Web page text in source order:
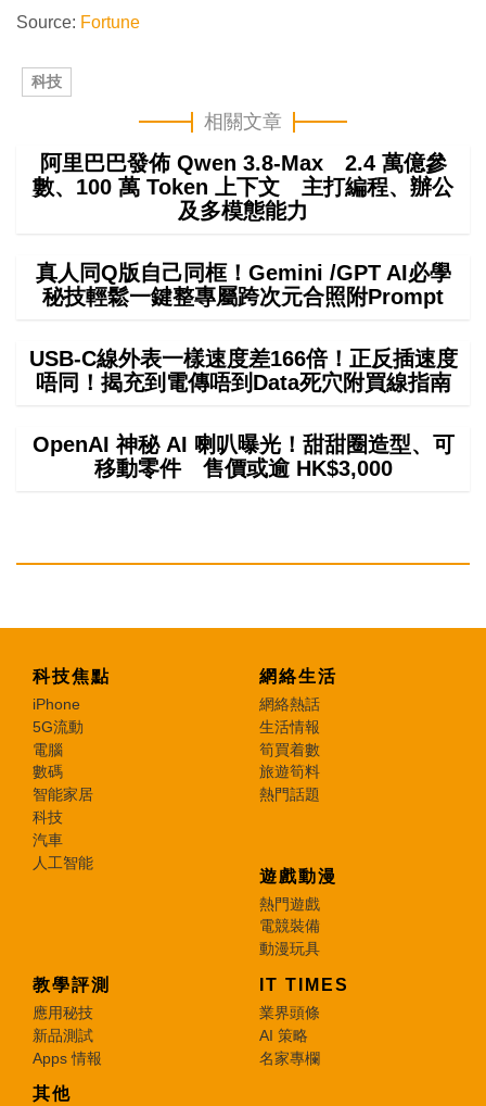
Source: Fortune
科技
相關文章
阿里巴巴發佈 Qwen 3.8-Max 2.4 萬億參
數、100 萬 Token 上下文 主打編程、辦公
及多模態能力
真人同Q版自己同框！Gemini /GPT AI必學
秘技輕鬆一鍵整專屬跨次元合照附Prompt
USB-C線外表一樣速度差166倍！正反插速度
唔同！揭充到電傳唔到Data死穴附買線指南
OpenAI 神秘 AI 喇叭曝光！甜甜圈造型、可
移動零件 售價或逾 HK$3,000
科技焦點
iPhone
5G流動
電腦
數碼
智能家居
科技
汽車
人工智能
網絡生活
網絡熱話
生活情報
筍買着數
旅遊筍料
熱門話題
遊戲動漫
熱門遊戲
電競裝備
動漫玩具
教學評測
應用秘技
新品測試
Apps 情報
IT TIMES
業界頭條
AI 策略
名家專欄
其他